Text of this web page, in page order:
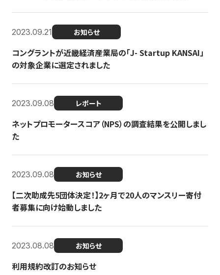
2023.09.21 お知らせ
コングラントが近畿経済産業局の「J- Startup KANSAI」
の対象企業に選定されました
2023.09.08 レポート
ネットプロモータースコア（NPS）の調査結果を公開しまし
た
2023.09.08 お知らせ
【二次助成先5団体決定！】2ヶ月で20人のマンスリー寄付
者募集に向け始動しました
2023.08.08 お知らせ
利用規約改訂のお知らせ